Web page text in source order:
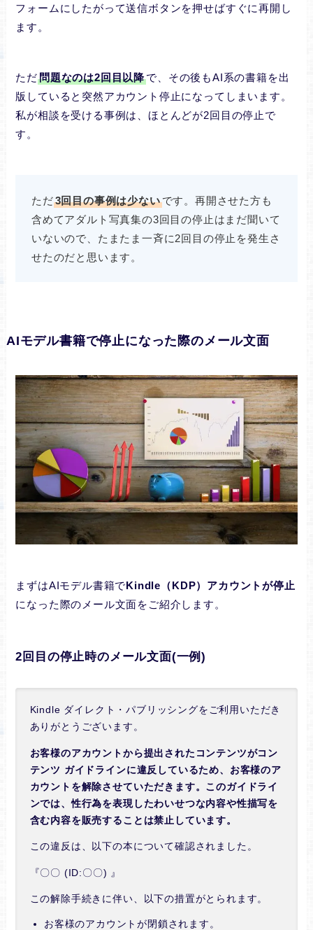
フォームにしたがって送信ボタンを押せばすぐに再開し
ます。
ただ問題なのは2回目以降で、その後もAI系の書籍を出
版していると突然アカウント停止になってしまいます。
私が相談を受ける事例は、ほとんどが2回目の停止で
す。
ただ3回目の事例は少ないです。再開させた方も
含めてアダルト写真集の3回目の停止はまだ聞いて
いないので、たまたま一斉に2回目の停止を発生さ
せたのだと思います。
AIモデル書籍で停止になった際のメール文面
まずはAIモデル書籍でKindle（KDP）アカウントが停止
になった際のメール文面をご紹介します。
2回目の停止時のメール文面(一例)
Kindle ダイレクト・パブリッシングをご利用いただき
ありがとうございます。
お客様のアカウントから提出されたコンテンツがコン
テンツ ガイドラインに違反しているため、お客様のア
カウントを解除させていただきます。このガイドライ
ンでは、性行為を表現したわいせつな内容や性描写を
含む内容を販売することは禁止しています。
この違反は、以下の本について確認されました。
『〇〇 (ID:〇〇) 』
この解除手続きに伴い、以下の措置がとられます。
お客様のアカウントが閉鎖されます。